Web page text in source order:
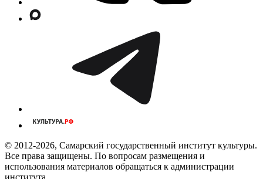
© 2012-2026, Самарский государственный институт культуры.
Все права защищены. По вопросам размещения и
использования материалов обращаться к администрации
института.